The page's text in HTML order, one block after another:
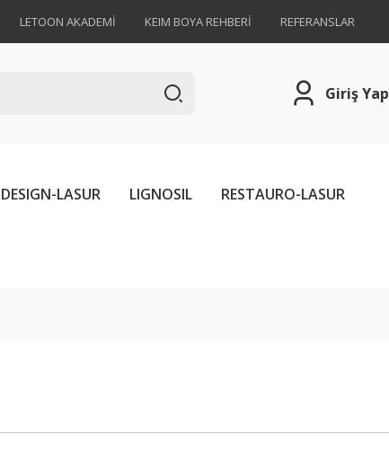
LETOON AKADEMİ KEIM BOYA REHBERİ REFERANSLAR
Giriş Yap
DESIGN-LASUR LIGNOSIL RESTAURO-LASUR